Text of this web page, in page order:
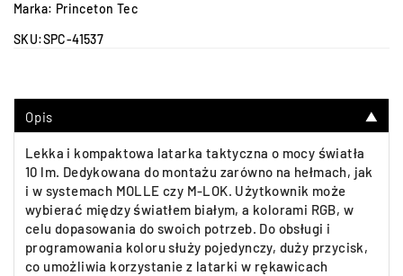
Marka: Princeton Tec
SKU:SPC-41537
Opis ▼
Lekka i kompaktowa latarka taktyczna o mocy światła
10 lm. Dedykowana do montażu zarówno na hełmach, jak
i w systemach MOLLE czy M-LOK. Użytkownik może
wybierać między światłem białym, a kolorami RGB, w
celu dopasowania do swoich potrzeb. Do obsługi i
programowania koloru służy pojedynczy, duży przycisk,
co umożliwia korzystanie z latarki w rękawicach